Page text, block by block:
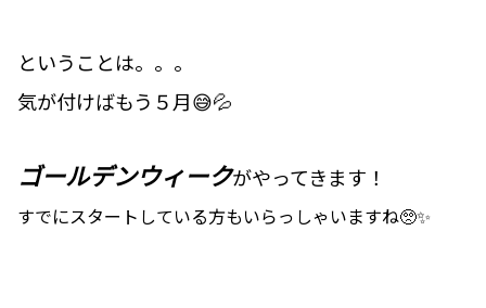
ということは。。。
気が付けばもう５月😅💦
ゴールデンウィークがやってきます！
すでにスタートしている方もいらっしゃいますね🥺✨